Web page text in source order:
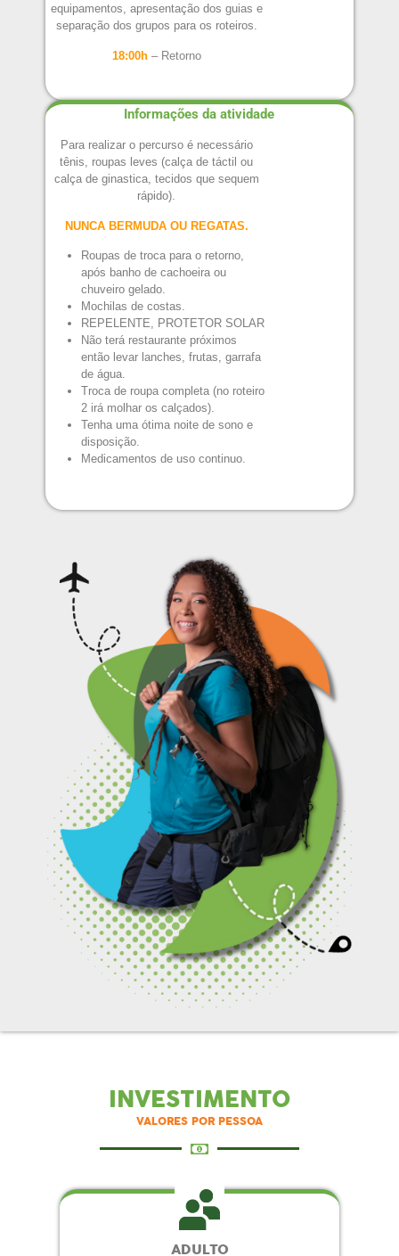
equipamentos, apresentação dos guias e
separação dos grupos para os roteiros.
18:00h – Retorno
Informações da atividade
Para realizar o percurso é necessário
tênis, roupas leves (calça de táctil ou
calça de ginastica, tecidos que sequem
rápido).
NUNCA BERMUDA OU REGATAS.
Roupas de troca para o retorno,
após banho de cachoeira ou
chuveiro gelado.
Mochilas de costas.
REPELENTE, PROTETOR SOLAR
Não terá restaurante próximos
então levar lanches, frutas, garrafa
de água.
Troca de roupa completa (no roteiro
2 irá molhar os calçados).
Tenha uma ótima noite de sono e
disposição.
Medicamentos de uso continuo.
INVESTIMENTO
VALORES POR PESSOA
ADULTO